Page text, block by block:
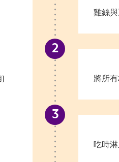
雞絲
將所
吃時